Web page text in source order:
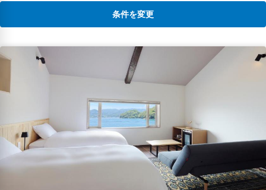
条件を変更